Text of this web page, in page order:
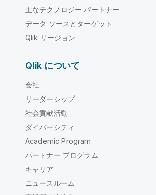
主なテクノロジー パートナー
データ ソースとターゲット
Qlik リージョン
Qlik について
会社
リーダーシップ
社会貢献活動
ダイバーシティ
Academic Program
パートナー プログラム
キャリア
ニュースルーム